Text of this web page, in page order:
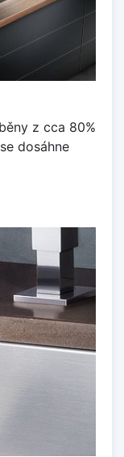
z cca 80%
dosáhne